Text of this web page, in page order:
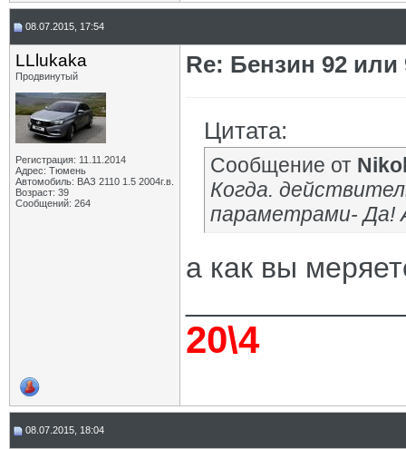
08.07.2015, 17:54
LLlukaka
Продвинутый
Регистрация: 11.11.2014
Адрес: Тюмень
Автомобиль: ВАЗ 2110 1.5 2004г.в.
Возраст: 39
Сообщений: 264
Re: Бензин 92 или
Цитата:
Сообщение от
Когда.
параметрами- Да!
а как вы
20\4
08.07.2015, 18:04